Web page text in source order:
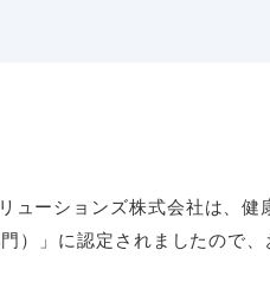
ューションズ株式会社は、
）」に認定されましたので、